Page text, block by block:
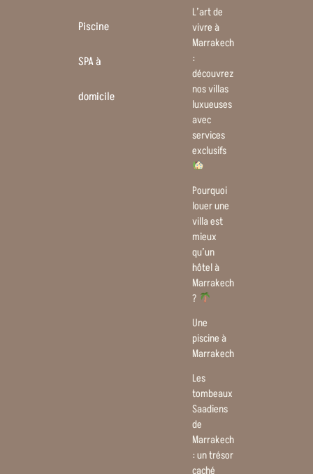
Piscine
SPA à
domicile
L’art de
vivre à
Marrakech
:
découvrez
nos villas
luxueuses
avec
services
exclusifs
Pourquoi
louer une
villa est
mieux
qu’un
hôtel à
Marrakech
?
Une
piscine à
Marrakech
Les
tombeaux
Saadiens
de
Marrakech
: un trésor
caché